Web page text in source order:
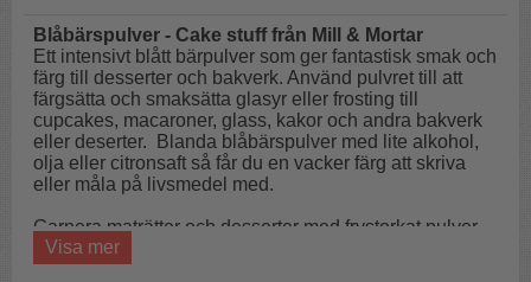
Blåbärspulver - Cake stuff från Mill & Mortar
Ett intensivt blått bärpulver som ger fantastisk smak och
färg till desserter och bakverk. Använd pulvret till att
färgsätta och smaksätta glasyr eller frosting till
cupcakes, macaroner, glass, kakor och andra bakverk
eller deserter. Blanda blåbärspulver med lite alkohol,
olja eller citronsaft så får du en vacker färg att skriva
eller måla på livsmedel med.
Garnera maträtter och desserter med frystorkat pulver.
Pulvret kan smaksätta vatten eller blandas i smoothies,
med eller utan yoghurt. Blanda fruktpulver och hela
Visa mer